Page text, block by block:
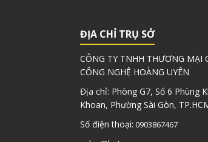
ĐỊA CHỈ TRỤ SỞ
CÔNG TY TNHH THƯƠNG MẠI
CÔNG NGHỆ HOÀNG UYÊN
Địa chỉ: Phòng G7, Số 6 Phùng
Khoan, Phường Sài Gòn,
Số điện thoại: 0903867467